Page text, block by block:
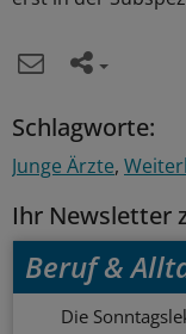
Schlagworte:
Junge Ärzte
Ihr Newsletter
Beruf &
Die